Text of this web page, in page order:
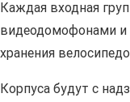
Каждая входная
видеодомофонами и
хранения
Корпуса будут с